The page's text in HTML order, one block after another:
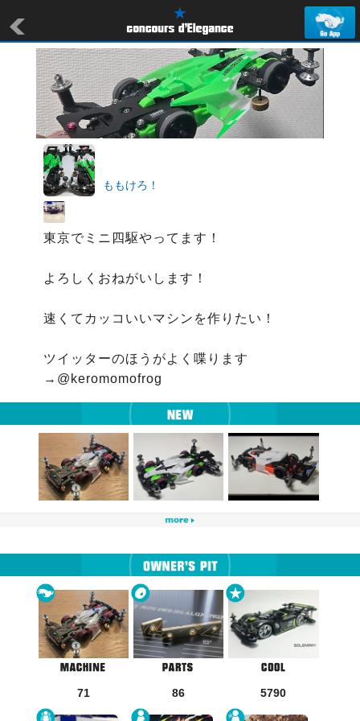
ももけろ！
東京でミニ四駆やってます！
よろしくおねがいします！
速くてカッコいいマシンを作りたい！
ツイッターのほうがよく喋ります
71 86 5790